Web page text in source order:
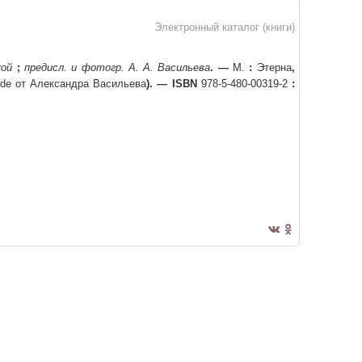
Электронный каталог (книги)
; предисл. и фотогр. А. А. Васильева. —М. : Этерна,
от Александра Васильева). — ISBN 978-5-480-00319-2 :